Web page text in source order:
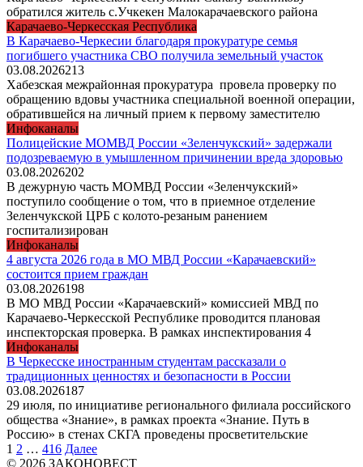
обратился житель с.Учкекен Малокарачаевского района
Карачаево-Черкесская Республика
В Карачаево-Черкесии благодаря прокуратуре семья
погибшего участника СВО получила земельный участок
03.08.2026213
Хабезская межрайонная прокуратура провела проверку по
обращению вдовы участника специальной военной операции,
обратившейся на личный прием к первому заместителю
Инфоканалы
Полицейские МОМВД России «Зеленчукский» задержали
подозреваемую в умышленном причинении вреда здоровью
03.08.2026202
В дежурную часть МОМВД России «Зеленчукский»
поступило сообщение о том, что в приемное отделение
Зеленчукской ЦРБ с колото-резаным ранением
госпитализирован
Инфоканалы
4 августа 2026 года в МО МВД России «Карачаевский»
состоится прием граждан
03.08.2026198
В МО МВД России «Карачаевский» комиссией МВД по
Карачаево-Черкесской Республике проводится плановая
инспекторская проверка. В рамках инспектирования 4
Инфоканалы
В Черкесске иностранным студентам рассказали о
традиционных ценностях и безопасности в России
03.08.2026187
29 июля, по инициативе регионального филиала российского
общества «Знание», в рамках проекта «Знание. Путь в
Россию» в стенах СКГА проведены просветительские
Пагинация
записей
1 2 … 416 Далее
© 2026 ЗАКОНОВЕСТ